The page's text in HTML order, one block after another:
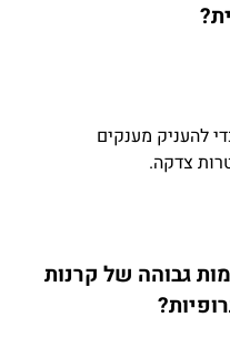
להעניק מענקים
צדקה.
גבוהה של קרנות